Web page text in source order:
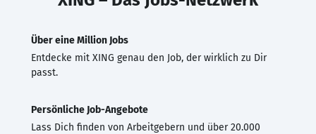
Über eine Million Jobs
Entdecke mit XING genau den Job, der wirklich zu Dir
passt.
Persönliche Job-Angebote
Lass Dich finden von Arbeitgebern und über 20.000